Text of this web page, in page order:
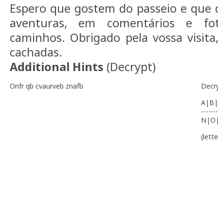
Espero que gostem do passeio e que
aventuras, em comentários e
caminhos. Obrigado pela vossa
cachadas.
Additional Hints (Decrypt)
Onfr qb cvaurveb znafb